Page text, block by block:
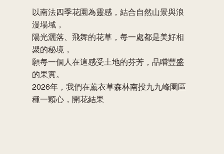
以南法四季花園為靈感，結合自然山景與浪
漫場域，
陽光灑落、飛舞的花草，每一處都是美好相
聚的秘境，
願每一個人在這感受土地的芬芳，品嚐豐盛
的果實。
2026年，我們在薰衣草森林南投九九峰園區
種一顆心，開花結果